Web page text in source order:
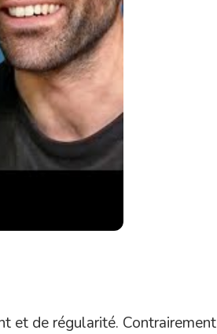
et de régularité. Contrairement